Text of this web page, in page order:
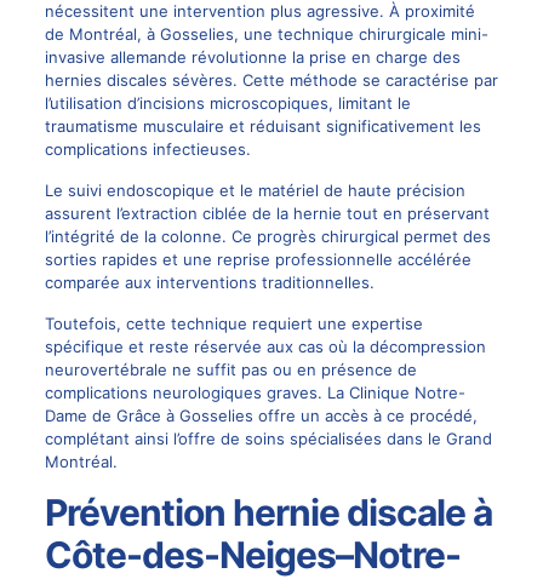
nécessitent une intervention plus agressive. À proximité
de Montréal, à Gosselies, une technique chirurgicale mini-
invasive allemande révolutionne la prise en charge des
hernies discales sévères. Cette méthode se caractérise par
l’utilisation d’incisions microscopiques, limitant le
traumatisme musculaire et réduisant significativement les
complications infectieuses.
Le suivi endoscopique et le matériel de haute précision
assurent l’extraction ciblée de la hernie tout en préservant
l’intégrité de la colonne. Ce progrès chirurgical permet des
sorties rapides et une reprise professionnelle accélérée
comparée aux interventions traditionnelles.
Toutefois, cette technique requiert une expertise
spécifique et reste réservée aux cas où la décompression
neurovertébrale ne suffit pas ou en présence de
complications neurologiques graves. La Clinique Notre-
Dame de Grâce à Gosselies offre un accès à ce procédé,
complétant ainsi l’offre de soins spécialisées dans le Grand
Montréal.
Prévention hernie discale à
Côte-des-Neiges–Notre-